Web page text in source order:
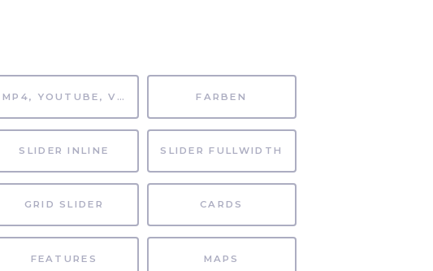
MP4, YOUTUBE, VIMEO FARBEN
SLIDER INLINE SLIDER FULLWIDTH
GRID SLIDER CARDS
FEATURES MAPS